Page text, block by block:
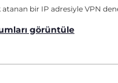
atanan bir IP adresiyle VPN
görüntüle